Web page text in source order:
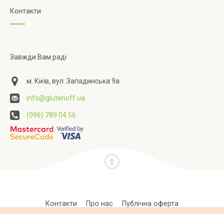
Контакти
Завжди Вам раді
м. Київ, вул. Западинська 9а
info@glutenoff.ua
(096) 789 04 56
Контакти Про нас Публічна оферта